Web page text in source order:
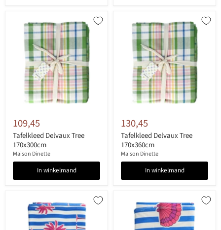
109,45
Tafelkleed Delvaux Tree
170x300cm
Maison Dinette
In winkelmand
130,45
Tafelkleed Delvaux Tree
170x360cm
Maison Dinette
In winkelmand